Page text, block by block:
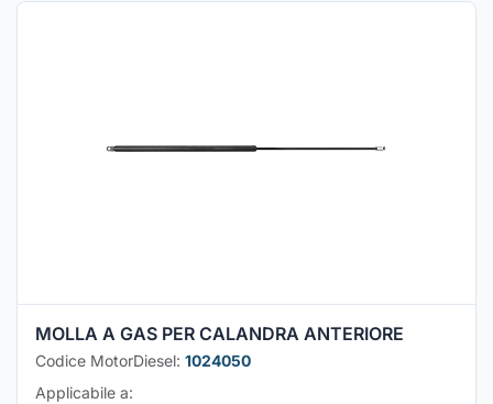
MOLLA A GAS PER CALANDRA ANTERIORE
Codice MotorDiesel: 1024050
Applicabile a: